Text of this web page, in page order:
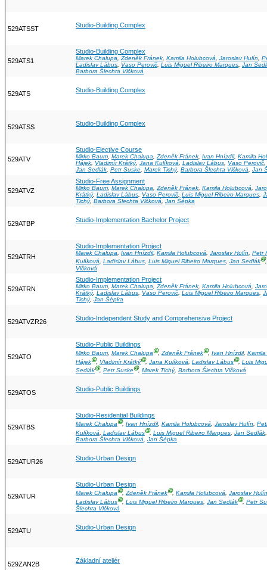
529ATSST Studio-Building Complex
529ATS1
Studio-Building Complex
Marek Chalupa,Zdeněk Fránek, Kamila Holubcová, Jaroslav Hulín,
Ladislav Lábus, Vaso Perovič, Luis Miguel Ribeiro Marques, Jan
Barbora Šlechta Vlčková
529ATS Studio-Building Complex
529ATSS Studio-Building Complex
529ATV
Studio-Elective Course
Mirko Baum, Marek Chalupa,Zdeněk Fránek, Ivan Hnízdil, Kamila
Hájek, Vladimír Krátký, Jana Kulíková, Ladislav Lábus, Vaso Perovič,
Jan Sedlák, Petr Suske, Marek Tichý, Barbora Šlechta Vlčková, Jan
529ATVZ
Studio-Free Assignment
Mirko Baum, Marek Chalupa,Zdeněk Fránek, Kamila Holubcová,
Krátký, Ladislav Lábus, Vaso Perovič, Luis Miguel Ribeiro Marques,
Tichý, Barbora Šlechta Vlčková, Jan Šépka
529ATBP Studio-Implementation Bachelor Project
529ATRH
Studio-Implementation Project
Marek Chalupa, Ivan Hnízdil, Kamila Holubcová, Jaroslav Hulín, Petr
Kulíková, Ladislav Lábus, Luis Miguel Ribeiro Marques, Jan SedlákⒼ
Vlčková
529ATRN
Studio-Implementation Project
Mirko Baum, Marek Chalupa,Zdeněk Fránek, Kamila Holubcová,
Krátký, Ladislav Lábus, Vaso Perovič, Luis Miguel Ribeiro Marques,
Tichý, Jan Šépka
529ATVZR26 Studio-Independent Study and Comprehensive Project
529ATO
Studio-Public Buildings
Mirko Baum, Marek ChalupaⒼ,Zdeněk FránekⒼ, Ivan Hnízdil,
HájekⒼ, Vladimír KrátkýⒼ, Jana Kulíková Ladislav LábusⒼ, Luis
SedlákⒼ, Petr SuskeⒼ, Marek Tichý, Barbora Šlechta Vlčková
529ATOS Studio-Public Buildings
529ATBS
Studio-Residential Buildings
Marek ChalupaⒼ, Ivan Hnízdil, Kamila Holubcová, Jaroslav Hulín,
Kulíková
Ladislav LábusⒼ, Luis Miguel Ribeiro Marques Jan Sedlák
Barbora Šlechta Vlčková
Jan Šépka
529ATUR26 Studio-Urban Design
529ATUR
Studio-Urban Design
Marek ChalupaⒼ,Zdeněk FránekⒼ, Kamila Holubcová, Jaroslav Hulín
Ladislav LábusⒼ, Luis Miguel Ribeiro Marques Jan SedlákⒼ, Petr
Šlechta Vlčková
529ATU Studio-Urban Design
529ZAN2B Základní ateliér